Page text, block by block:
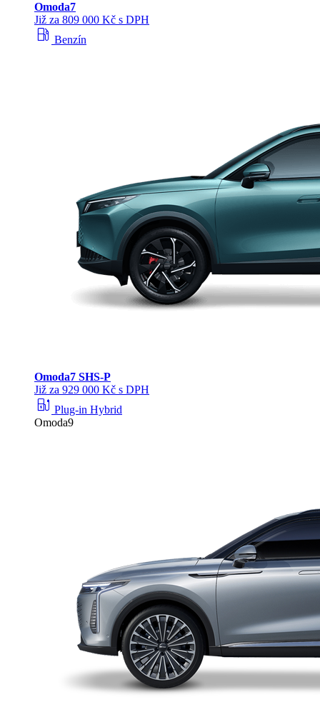
Omoda7
Již za 809 000 Kč s DPH
local_gas_station Benzín
Omoda7 SHS-P
Již za 929 000 Kč s DPH
ev_station Plug-in Hybrid
Omoda9